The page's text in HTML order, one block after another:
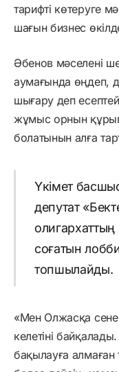
тарифті көтеруге
шағын бизнес
Әбенов мәселені
аумағында өңдеп,
шығару деп
жұмыс орнын
болатынын алға
Үкімет
депутат
соғатын
топшылайды.
«Мен Олжасқа
келетіні
бақылауға алмаған